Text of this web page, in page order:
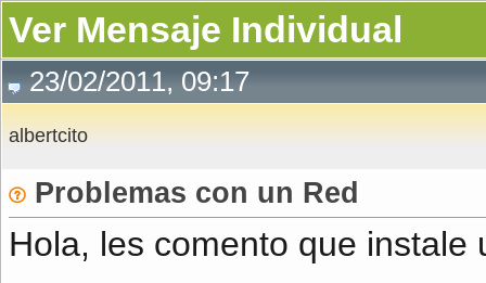
Ver Mensaje Individual
23/02/2011, 09:17
albertcito
Problemas con un Red
Hola, les comento que